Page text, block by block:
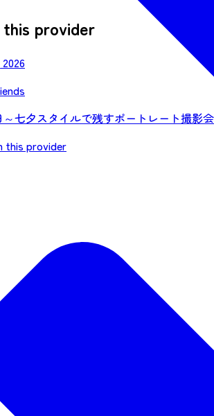
provider
～七夕スタイルで残すポートレート撮影
this provider